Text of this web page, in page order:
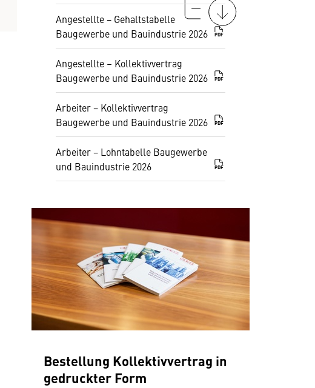
Angestellte − Gehaltstabelle
Baugewerbe und Bauindustrie 2026
PDF
Angestellte – Kollektivvertrag
Baugewerbe und Bauindustrie 2026
PDF
Arbeiter − Kollektivvertrag
Baugewerbe und Bauindustrie 2026
PDF
Arbeiter − Lohntabelle Baugewerbe
und Bauindustrie 2026
PDF
Bestellung Kollektivvertrag in
gedruckter Form